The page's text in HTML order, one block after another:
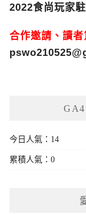
2022食尚玩家
合作邀請、讀
今日人氣：14
累積人氣：0